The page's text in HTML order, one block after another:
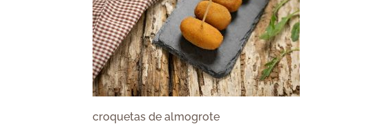
croquetas de almogrote